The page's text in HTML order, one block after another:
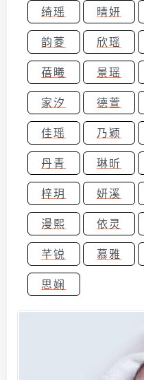
绮瑶
晴妍
韵菱
欣瑶
蓓曦
景瑶
家汐
德萱
佳瑶
乃颖
丹青
琳昕
梓玥
妍溪
漫熙
依灵
芊锐
慕雅
思娴